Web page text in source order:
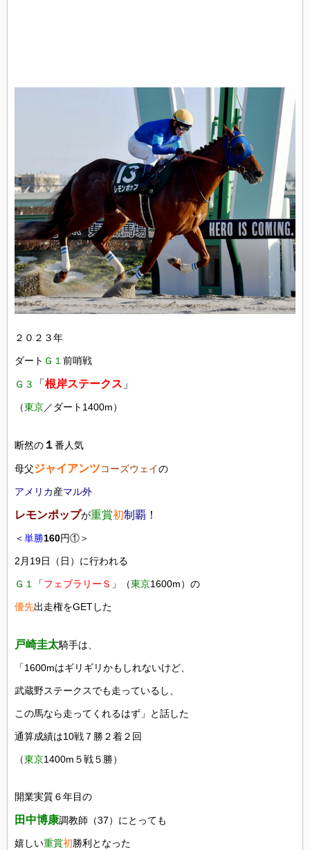
２０２３年
ダート Ｇ１前哨戦
Ｇ３ 「 根岸ステークス 」
（東京／ダート1400m）
断然の １番人気
母父ジャイアンツコーズウェイの
アメリカ産マル外
レモンポップが重賞初制覇 ！
＜単勝160円①＞
2月19日（日）に行われる
Ｇ１ 「フェブラリーＳ 」（東京1600m）の
優先出走権をGETした
戸崎圭太騎手は、
「1600mはギリギリかもしれないけど、
武蔵野ステークスでも走っているし、
この馬なら走ってくれるはず」と話した
通算成績は10戦７勝２着２回
（東京1400m５戦５勝）
開業実質６年目の
田中博康調教師（37）にとっても
嬉しい重賞初勝利となった